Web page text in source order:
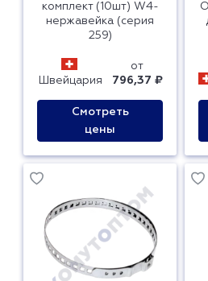
комплект (10шт) W4-
нержавейка (серия
259)
Швейцария
от
796,37 ₽
Смотреть
цены